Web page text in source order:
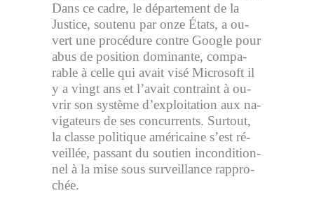
Dans ce cadre, le dé­par­te­ment de la
Jus­tice, sou­tenu par onze États, a ou­
vert une pro­cé­dure contre Google pour
abus de po­si­tion do­mi­nante, com­pa­
rable à celle qui avait visé Mi­cro­soft il
y a vingt ans et l’avait contraint à ou­
vrir son sys­tème d’exploitation aux na­
vi­ga­teurs de ses concur­rents. Sur­tout,
la classe po­li­tique amé­ri­caine s’est ré­
veillée, pas­sant du sou­tien in­con­di­tion­
nel à la mise sous surveillance rap­pro­
chée.